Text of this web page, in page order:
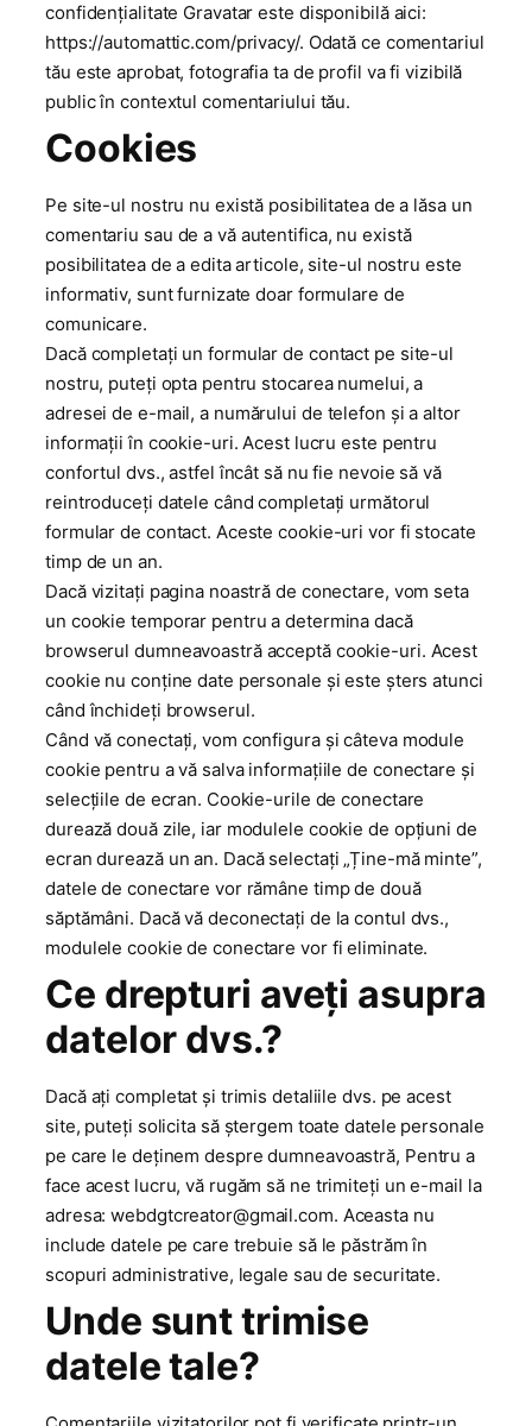
confidențialitate Gravatar este disponibilă aici:
https://automattic.com/privacy/. Odată ce comentariul
tău este aprobat, fotografia ta de profil va fi vizibilă
public în contextul comentariului tău.
Cookies
Pe site-ul nostru nu există posibilitatea de a lăsa un
comentariu sau de a vă autentifica, nu există
posibilitatea de a edita articole, site-ul nostru este
informativ, sunt furnizate doar formulare de
comunicare.
Dacă completați un formular de contact pe site-ul
nostru, puteți opta pentru stocarea numelui, a
adresei de e-mail, a numărului de telefon și a altor
informații în cookie-uri. Acest lucru este pentru
confortul dvs., astfel încât să nu fie nevoie să vă
reintroduceți datele când completați următorul
formular de contact. Aceste cookie-uri vor fi stocate
timp de un an.
Dacă vizitați pagina noastră de conectare, vom seta
un cookie temporar pentru a determina dacă
browserul dumneavoastră acceptă cookie-uri. Acest
cookie nu conține date personale și este șters atunci
când închideți browserul.
Când vă conectați, vom configura și câteva module
cookie pentru a vă salva informațiile de conectare și
selecțiile de ecran. Cookie-urile de conectare
durează două zile, iar modulele cookie de opțiuni de
ecran durează un an. Dacă selectați „Ține-mă minte”,
datele de conectare vor rămâne timp de două
săptămâni. Dacă vă deconectați de la contul dvs.,
modulele cookie de conectare vor fi eliminate.
Ce drepturi aveți asupra
datelor dvs.?
Dacă ați completat și trimis detaliile dvs. pe acest
site, puteți solicita să ștergem toate datele personale
pe care le deținem despre dumneavoastră, Pentru a
face acest lucru, vă rugăm să ne trimiteți un e-mail la
adresa: webdgtcreator@gmail.com. Aceasta nu
include datele pe care trebuie să le păstrăm în
scopuri administrative, legale sau de securitate.
Unde sunt trimise
datele tale?